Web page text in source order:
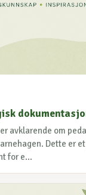
avklarende om
Dette er
for e...